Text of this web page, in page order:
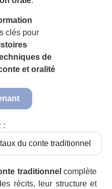
clés pour
de
et oralité
:
du conte traditionnel
traditionnel complète
récits, leur structure et